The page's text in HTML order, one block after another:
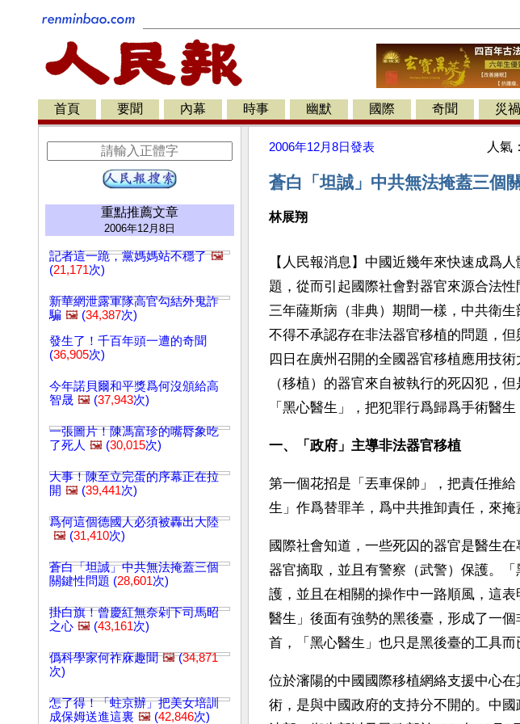
首頁 要聞 內幕 時事 幽默 國際 奇聞 災禍
重點推薦文章
2006年12月8日
記者這一跪，黨媽媽站不穩了 🖼️
(21,171次)
新華網泄露軍隊高官勾結外鬼詐
騙 🖼️ (34,387次)
發生了！千百年頭一遭的奇聞
(36,905次)
今年諾貝爾和平獎爲何沒頒給高
智晟 🖼️ (37,943次)
一張圖片！陳馮富珍的嘴脣象吃
了死人 🖼️ (30,015次)
大事！陳至立完蛋的序幕正在拉
開 🖼️ (39,441次)
爲何這個德國人必須被轟出大陸
🖼️ (31,410次)
蒼白「坦誠」中共無法掩蓋三個
關鍵性問題 (28,601次)
掛白旗！曾慶紅無奈剁下司馬昭
之心 🖼️ (43,161次)
僞科學家何祚庥趣聞 🖼️(34,871
次)
怎了得！「蛀京辦」把美女培訓
成保姆送進這裏 🖼️ (42,846次)
2006年12月8日發表 人氣：
蒼白「坦誠」中共無法掩蓋三個
林展翔
【人民報消息】中國近幾年來快速成爲
題，從而引起國際社會對器官來源合法
三年薩斯病（非典）期間一樣，中共衛
不得不承認存在非法器官移植的問題，
四日在廣州召開的全國器官移植應用技
（移植）的器官來自被執行的死囚犯，
「黑心醫生」，把犯罪行爲歸爲手術醫
一、「政府」主導非法器官移植
第一個花招是「丟車保帥」，把責任推
生」作爲替罪羊，爲中共推卸責任，來
國際社會知道，一些死囚的器官是醫生
器官摘取，並且有警察（武警）保護。
護，並且在相關的操作中一路順風，這
醫生」後面有強勢的黑後臺，形成了一
首，「黑心醫生」也只是黑後臺的工具而
位於瀋陽的中國國際移植網絡支援中心
術，是與中國政府的支持分不開的。中